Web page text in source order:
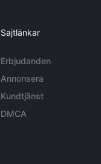
Sajtlänkar
Erbjudanden
Annonsera
Kundtjänst
DMCA